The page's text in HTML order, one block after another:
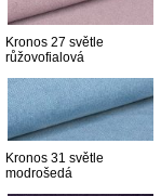
Kronos 27 světle
růžovofialová
Kronos 31 světle
modrošedá